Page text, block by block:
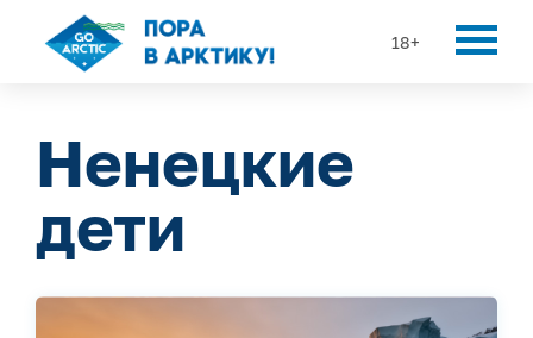
18+
Ненецкие
дети